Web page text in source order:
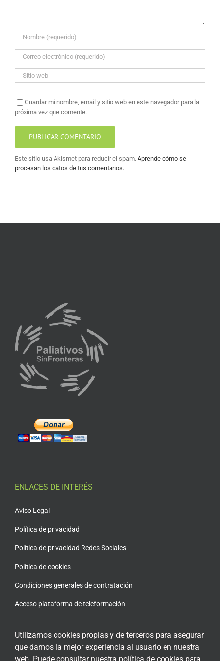
Guardar mi nombre, email y sitio web en este navegador para la
próxima vez que comente.
Este sitio usa Akismet para reducir el spam. Aprende cómo se
procesan los datos de tus comentarios.
ENLACES DE INTERÉS
Aviso Legal
Política de privacidad
Política de privacidad Redes Sociales
Política de cookies
Condiciones generales de contratación
Acceso plataforma de teleformación
Utilizamos cookies propias y de terceros para asegurar
que damos la mejor experiencia al usuario en nuestra
web. Puede consultar nuestra política de cookies para